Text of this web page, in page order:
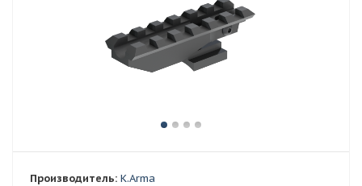
Производитель: K.Arma